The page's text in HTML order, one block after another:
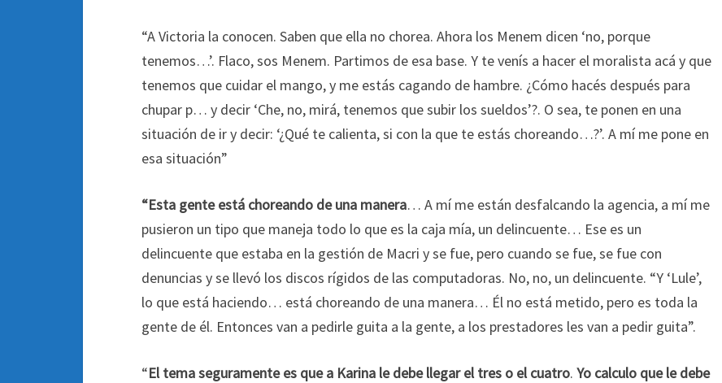
“A Victoria la conocen. Saben que ella no chorea. Ahora los Menem dicen ‘no, porque
tenemos…’. Flaco, sos Menem. Partimos de esa base. Y te venís a hacer el moralista acá y que
tenemos que cuidar el mango, y me estás cagando de hambre. ¿Cómo hacés después para
chupar p… y decir ‘Che, no, mirá, tenemos que subir los sueldos’?. O sea, te ponen en una
situación de ir y decir: ‘¿Qué te calienta, si con la que te estás choreando…?’. A mí me pone en
esa situación”
“Esta gente está choreando de una manera… A mí me están desfalcando la agencia, a mí me
pusieron un tipo que maneja todo lo que es la caja mía, un delincuente… Ese es un
delincuente que estaba en la gestión de Macri y se fue, pero cuando se fue, se fue con
denuncias y se llevó los discos rígidos de las computadoras. No, no, un delincuente. “Y ‘Lule’,
lo que está haciendo… está choreando de una manera… Él no está metido, pero es toda la
gente de él. Entonces van a pedirle guita a la gente, a los prestadores les van a pedir guita”.
“El tema seguramente es que a Karina le debe llegar el tres o el cuatro. Yo calculo que le debe